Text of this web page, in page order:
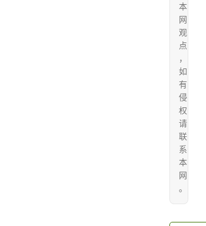
本
网
观
点
，
如
有
侵
权
请
联
系
本
网
。